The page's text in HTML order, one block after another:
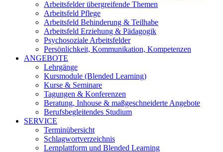
Arbeitsfelder übergreifende Themen
Arbeitsfeld Pflege
Arbeitsfeld Behinderung & Teilhabe
Arbeitsfeld Erziehung & Pädagogik
Psychosoziale Arbeitsfelder
Persönlichkeit, Kommunikation, Kompetenzen
ANGEBOTE
Lehrgänge
Kursmodule (Blended Learning)
Kurse & Seminare
Tagungen & Konferenzen
Beratung, Inhouse & maßgeschneiderte Angebote
Berufsbegleitendes Studium
SERVICE
Terminübersicht
Schlagwortverzeichnis
Lernplattform und Blended Learning